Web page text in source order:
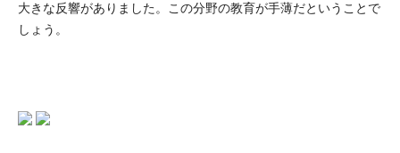
大きな反響がありました。この分野の教育が手薄だということで
しょう。